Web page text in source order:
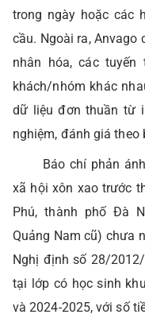
trong ngày hoặc các
cầu. Ngoài ra, Anvago
nhân hóa, các
khách/nhóm khác
dữ liệu đơn thuần từ
nghiệm, đánh giá theo
Báo chí phản
xã hội xôn xao trước
Phú, thành phố Đà
Quảng Nam cũ) chưa
Nghị định số 28/
tại lớp có học sinh
và 2024-2025, với số